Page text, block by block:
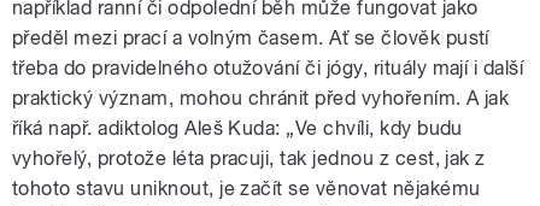
například ranní či odpolední běh může fungovat jako
předěl mezi prací a volným časem. Ať se člověk pustí
třeba do pravidelného otužování či jógy, rituály mají i další
praktický význam, mohou chránit před vyhořením. A jak
říká např. adiktolog Aleš Kuda: „Ve chvíli, kdy budu
vyhořelý, protože léta pracuji, tak jednou z cest, jak z
tohoto stavu uniknout, je začít se věnovat nějakému